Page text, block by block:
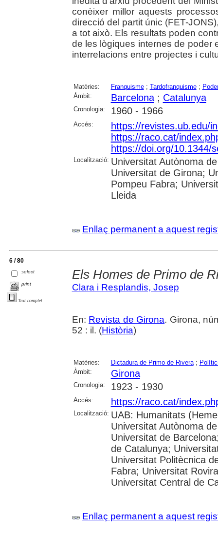
conèixer millor aquests
direcció del partit únic (FET-
a tot això. Els resultats poden
de les lògiques internes de poder
interrelacions entre projectes i
Matèries: Franquisme; Tardofranquisme;
Àmbit:
Barcelona; Catalunya
Cronologia: 1960 - 1966
Accés:
https://revistes.ub.edu/
https://raco.cat/
https://doi.org/10.1344/
Localització: Universitat Autònoma
Universitat de Girona;
Pompeu Fabra;
Lleida
Enllaç permanent a aquest
6 / 80
select
print
Text complet
Els Homes de Primo de
Clara i Resplandis, Josep
En: Revista de Girona. Girona,
52 : il. (Història)
Matèries: Dictadura de Primo de Rivera;
Àmbit:
Girona
Cronologia: 1923 - 1930
Accés: https://raco.cat/
Localització: UAB: Humanitats
Universitat Autònoma
Universitat de
de Catalunya;
Universitat Politècnica
Fabra; Universitat
Universitat Central de
Enllaç permanent a aquest